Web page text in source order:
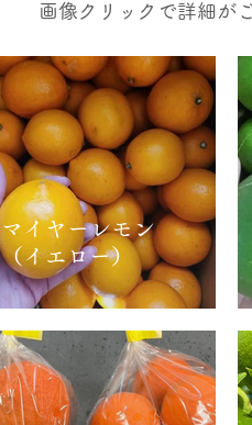
画像クリックで詳細が
マイヤーレモン
（イエロー）